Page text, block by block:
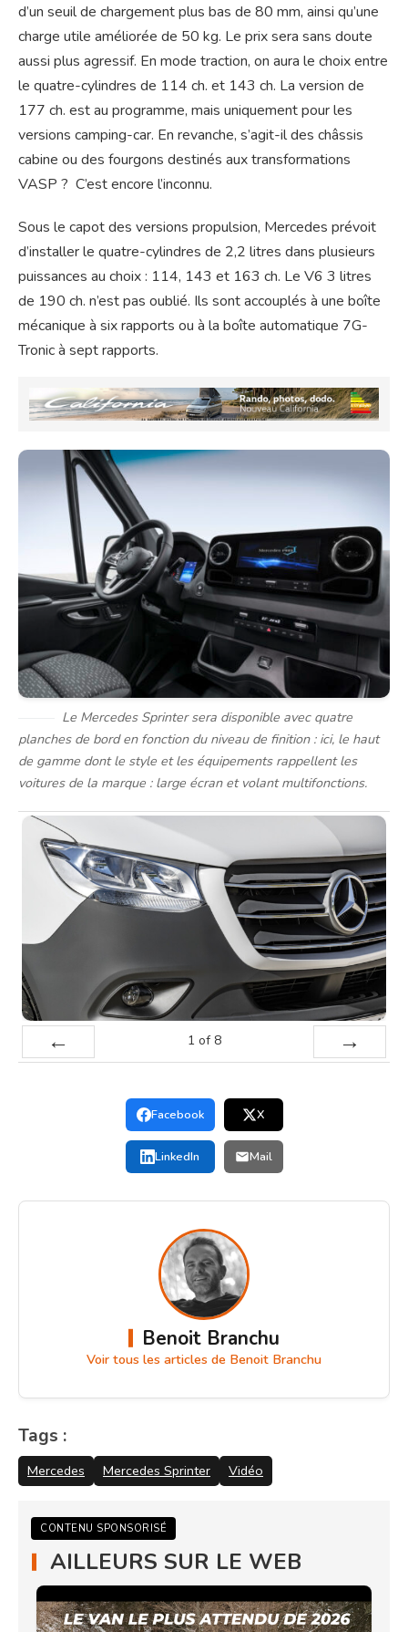
d’un seuil de chargement plus bas de 80 mm, ainsi qu’une
charge utile améliorée de 50 kg. Le prix sera sans doute
aussi plus agressif. En mode traction, on aura le choix entre
le quatre-cylindres de 114 ch. et 143 ch. La version de
177 ch. est au programme, mais uniquement pour les
versions camping-car. En revanche, s’agit-il des châssis
cabine ou des fourgons destinés aux transformations
VASP ? C’est encore l’inconnu.
Sous le capot des versions propulsion, Mercedes prévoit
d’installer le quatre-cylindres de 2,2 litres dans plusieurs
puissances au choix : 114, 143 et 163 ch. Le V6 3 litres
de 190 ch. n’est pas oublié. Ils sont accouplés à une boîte
mécanique à six rapports ou à la boîte automatique 7G-
Tronic à sept rapports.
Le Mercedes Sprinter sera disponible avec quatre
planches de bord en fonction du niveau de finition : ici, le haut
de gamme dont le style et les équipements rappellent les
voitures de la marque : large écran et volant multifonctions.
1 of 8
Facebook X
LinkedIn Mail
Benoit Branchu
Voir tous les articles de Benoit Branchu
Tags :
Mercedes Mercedes Sprinter Vidéo
CONTENU SPONSORISÉ
AILLEURS SUR LE WEB